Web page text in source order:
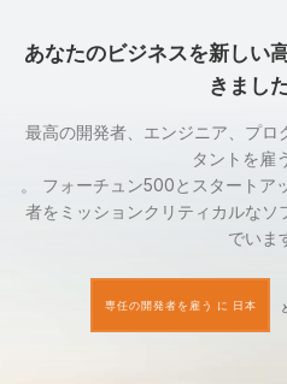
あなたのビジネスを新しい
きまし
最高の開発者、エンジニア、プ
タントを雇
。 フォーチュン500とスタートア
者をミッションクリティカルなソ
でいま
専任の開発者を雇う に 日本